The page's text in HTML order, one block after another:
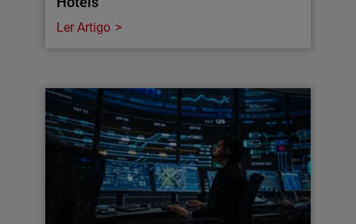
Ler Artigo